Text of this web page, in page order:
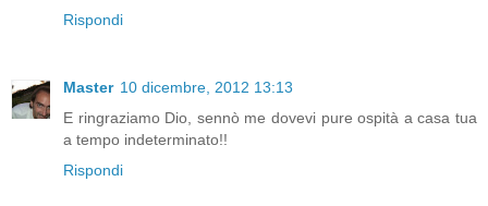
Rispondi
Master 10 dicembre, 2012 13:13
E ringraziamo Dio, sennò me dovevi pure ospità a casa tua
a tempo indeterminato!!
Rispondi